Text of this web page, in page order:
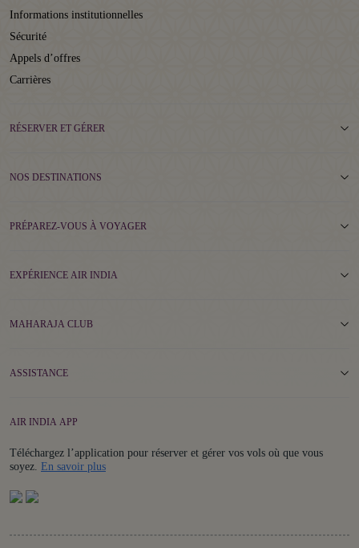
Informations institutionnelles
Sécurité
Appels d’offres
Carrières
RÉSERVER ET GÉRER
NOS DESTINATIONS
PRÉPAREZ-VOUS À VOYAGER
EXPÉRIENCE AIR INDIA
MAHARAJA CLUB
ASSISTANCE
AIR INDIA APP
Téléchargez l’application pour réserver et gérer vos vols où que vous
soyez. En savoir plusDetails